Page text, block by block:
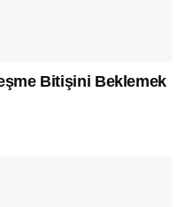
Bitişini Beklemek